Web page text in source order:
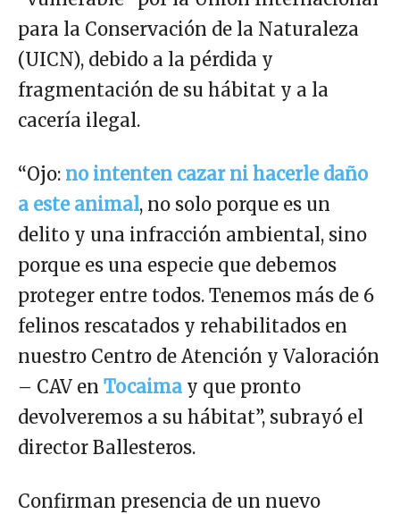
para la Conservación de la Naturaleza
(UICN), debido a la pérdida y
fragmentación de su hábitat y a la
cacería ilegal.
“Ojo: no intenten cazar ni hacerle daño
a este animal, no solo porque es un
delito y una infracción ambiental, sino
porque es una especie que debemos
proteger entre todos. Tenemos más de 6
felinos rescatados y rehabilitados en
nuestro Centro de Atención y Valoración
– CAV en Tocaima y que pronto
devolveremos a su hábitat”, subrayó el
director Ballesteros.
Confirman presencia de un nuevo